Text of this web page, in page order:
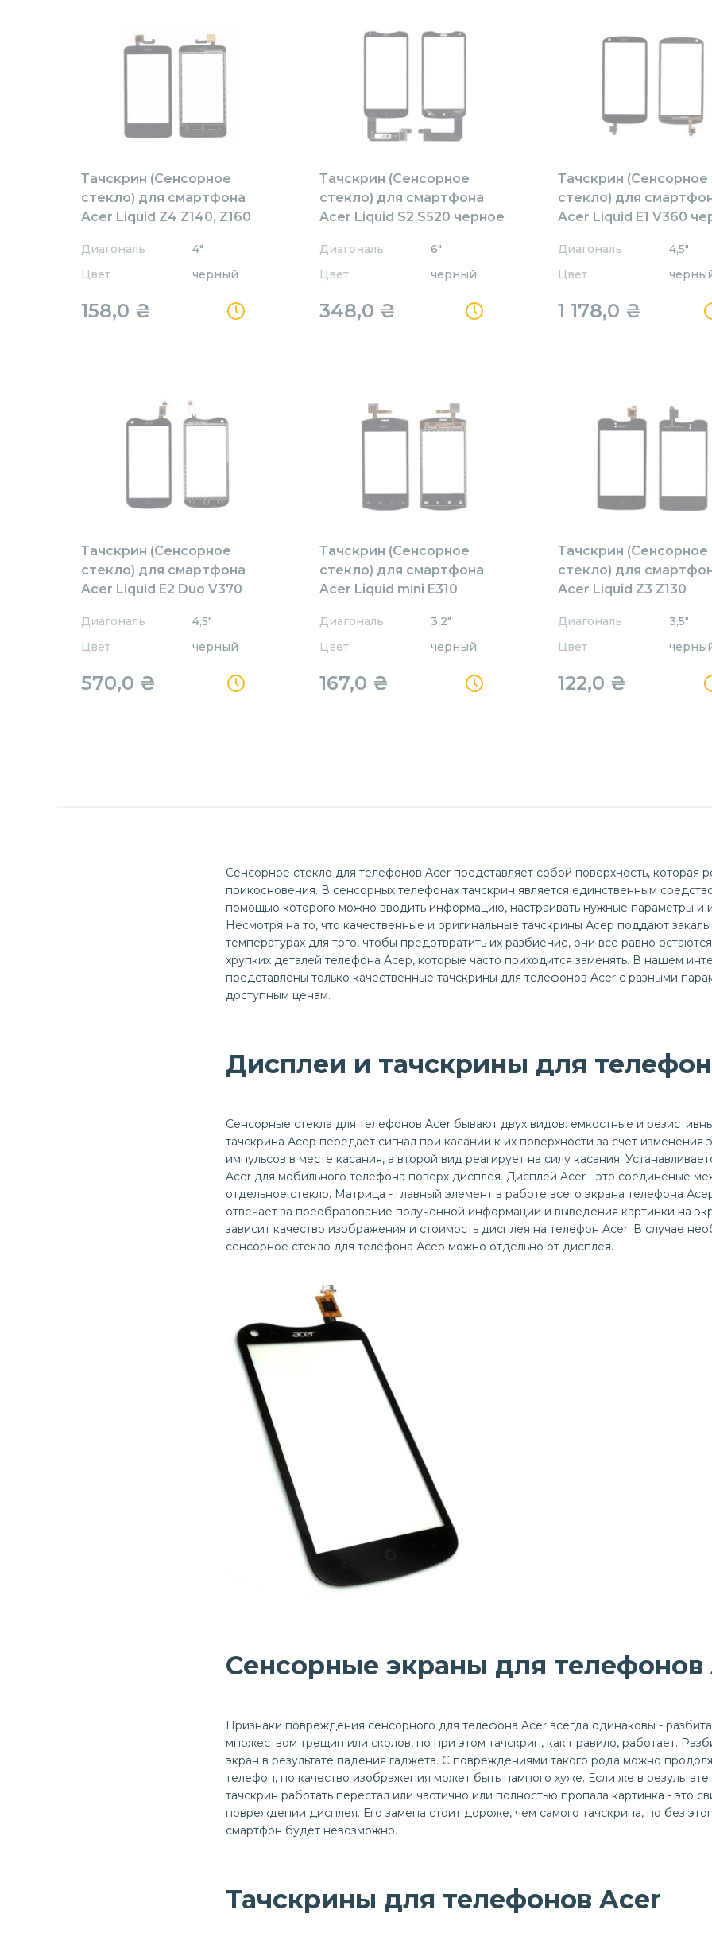
Тачскрин (Сенсорное
стекло) для смартфона
Acer Liquid Z4 Z140, Z160
Диагональ
4"
Цвет
черный
158,0 ₴
Тачскрин (Сенсорное
стекло) для смартфона
Acer Liquid S2 S520 черное
Диагональ
6"
Цвет
черный
348,0 ₴
Тачскрин (Сенсорное
стекло) для
Acer Liquid E1 V360
Диагональ
4,5"
Цвет
1 178,0 ₴
Тачскрин (Сенсорное
стекло) для смартфона
Acer Liquid E2 Duo V370
Диагональ
4,5"
Цвет
черный
570,0 ₴
Тачскрин (Сенсорное
стекло) для смартфона
Acer Liquid mini E310
Диагональ
3,2"
Цвет
черный
167,0 ₴
Тачскрин (Сенсорное
стекло) для
Acer Liquid Z3 Z130
Диагональ
3,5"
Цвет
122,0 ₴
Сенсорное стекло для телефонов Acer представляет собой поверхность, которая
прикосновения. В сенсорных телефонах тачскрин является единственным
помощью которого можно вводить информацию, настраивать нужные параметры и
Несмотря на то, что качественные и оригинальные тачскрины Асер поддают
температурах для того, чтобы предотвратить их разбиение, они все равно
хрупких деталей телефона Асер, которые часто приходится заменять. В нашем
представлены только качественные тачскрины для телефонов Acer с разными
доступным ценам.
Дисплеи и тачскрины для
Сенсорные стекла для телефонов Acer бывают двух видов: емкостные и
тачскрина Асер передает сигнал при касании к их поверхности за счет изменения
импульсов в месте касания, а второй вид реагирует на силу касания.
Acer для мобильного телефона поверх дисплея. Дисплей Acer - это соединеные
отдельное стекло. Матрица - главный элемент в работе всего экрана телефона
отвечает за преобразование полученной информации и выведения картинки на
зависит качество изображения и стоимость дисплея на телефон Acer. В случае
сенсорное стекло для телефона Асер можно отдельно от дисплея.
Сенсорные экраны для телефонов
Признаки повреждения сенсорного для телефона Acer всегда одинаковы -
множеством трещин или сколов, но при этом тачскрин, как правило, работает.
экран в результате падения гаджета. С повреждениями такого рода можно
телефон, но качество изображения может быть намного хуже. Если же в
тачскрин работать перестал или частично или полностью пропала картинка - это
повреждении дисплея. Его замена стоит дороже, чем самого тачскрина, но без
смартфон будет невозможно.
Тачскрины для телефонов Acer